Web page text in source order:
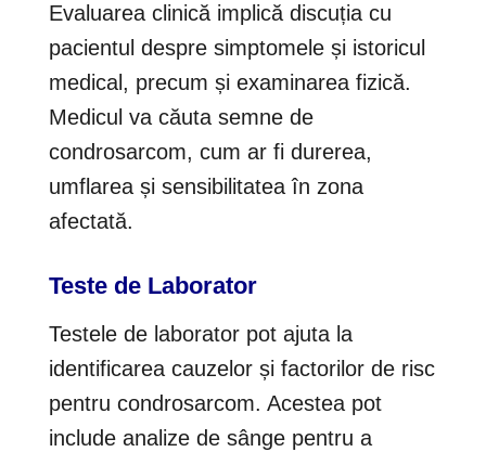
Evaluarea clinică implică discuția cu
pacientul despre simptomele și istoricul
medical, precum și examinarea fizică.
Medicul va căuta semne de
condrosarcom, cum ar fi durerea,
umflarea și sensibilitatea în zona
afectată.
Teste de Laborator
Testele de laborator pot ajuta la
identificarea cauzelor și factorilor de risc
pentru condrosarcom. Acestea pot
include analize de sânge pentru a